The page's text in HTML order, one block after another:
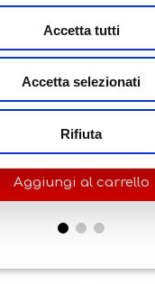
Accetta tutti
Accetta selezionati
Rifiuta
Carotina Lavagna
24,99